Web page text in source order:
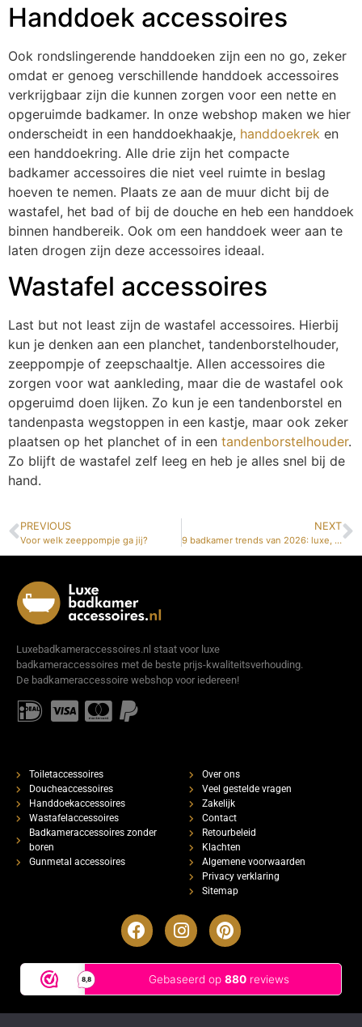
Handdoek accessoires
Ook rondslingerende handdoeken zijn een no go, zeker
omdat er genoeg verschillende handdoek accessoires
verkrijgbaar zijn die kunnen zorgen voor een nette en
opgeruimde badkamer. In onze webshop maken we hier
onderscheidt in een handdoekhaakje, handdoekrek en
een handdoekring. Alle drie zijn het compacte
badkamer accessoires die niet veel ruimte in beslag
hoeven te nemen. Plaats ze aan de muur dicht bij de
wastafel, het bad of bij de douche en heb een handdoek
binnen handbereik. Ook om een handdoek weer aan te
laten drogen zijn deze accessoires ideaal.
Wastafel accessoires
Last but not least zijn de wastafel accessoires. Hierbij
kun je denken aan een planchet, tandenborstelhouder,
zeeppompje of zeepschaaltje. Allen accessoires die
zorgen voor wat aankleding, maar die de wastafel ook
opgeruimd doen lijken. Zo kun je een tandenborstel en
tandenpasta wegstoppen in een kastje, maar ook zeker
plaatsen op het planchet of in een tandenborstelhouder.
Zo blijft de wastafel zelf leeg en heb je alles snel bij de
hand.
PREVIOUS
Voor welk zeeppompje ga jij?
NEXT
9 badkamer trends van 2026: luxe, modern en warm
Luxebadkameraccessoires.nl staat voor luxe
badkameraccessoires met de beste prijs-kwaliteitsverhouding.
De badkameraccessoire webshop voor iedereen!
Toiletaccessoires
Doucheaccessoires
Handdoekaccessoires
Wastafelaccessoires
Badkameraccessoires zonder
boren
Gunmetal accessoires
Over ons
Veel gestelde vragen
Zakelijk
Contact
Retourbeleid
Klachten
Algemene voorwaarden
Privacy verklaring
Sitemap